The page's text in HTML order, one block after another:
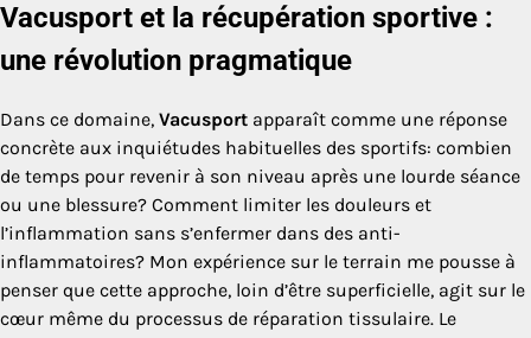
Vacusport et la récupération sportive :
une révolution pragmatique
Dans ce domaine, Vacusport apparaît comme une réponse
concrète aux inquiétudes habituelles des sportifs: combien
de temps pour revenir à son niveau après une lourde séance
ou une blessure? Comment limiter les douleurs et
l’inflammation sans s’enfermer dans des anti-
inflammatoires? Mon expérience sur le terrain me pousse à
penser que cette approche, loin d’être superficielle, agit sur le
cœur même du processus de réparation tissulaire. Le